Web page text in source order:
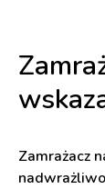
Zamrażacz